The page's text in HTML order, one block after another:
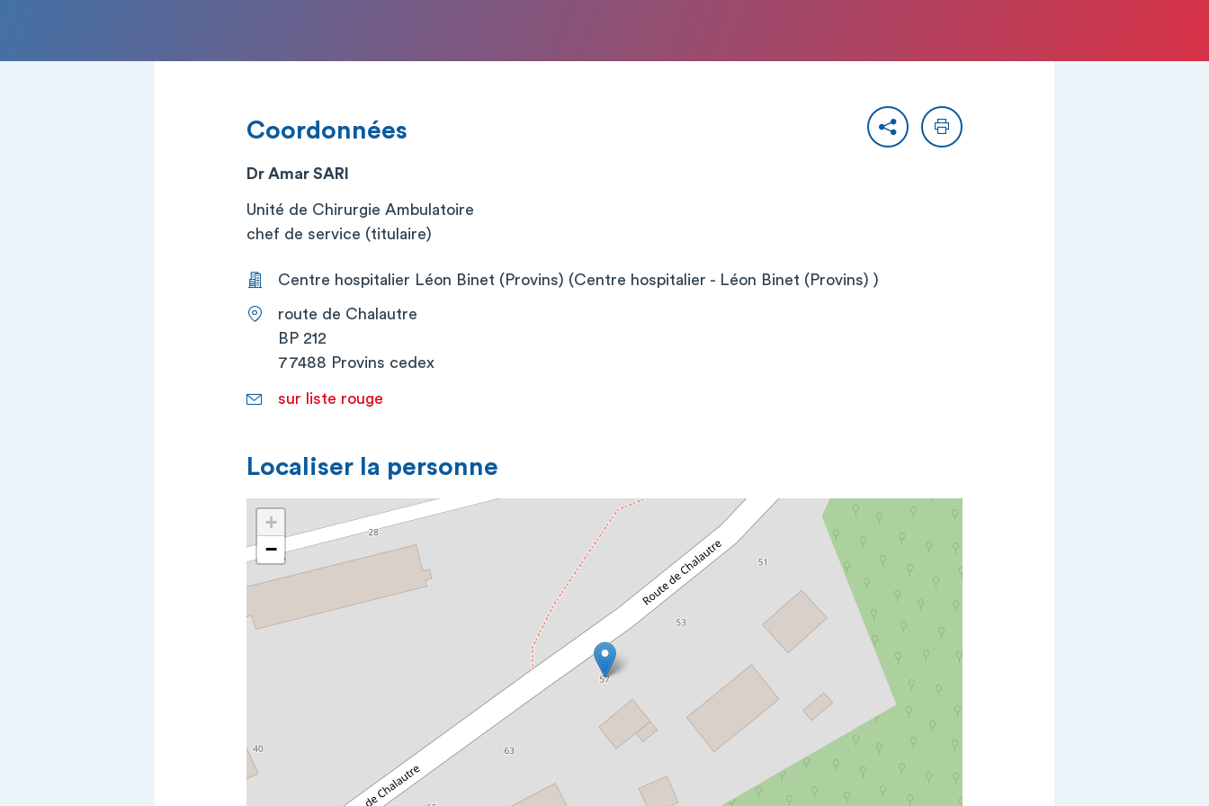
PartagerImprimer
Coordonnées
Dr Amar SARI
Unité de Chirurgie Ambulatoire
chef de service (titulaire)
Centre hospitalier Léon Binet (Provins) (Centre hospitalier - Léon Binet (Provins) )
route de Chalautre
BP 212
77488 Provins cedex
sur liste rouge
Localiser la personne
+
−